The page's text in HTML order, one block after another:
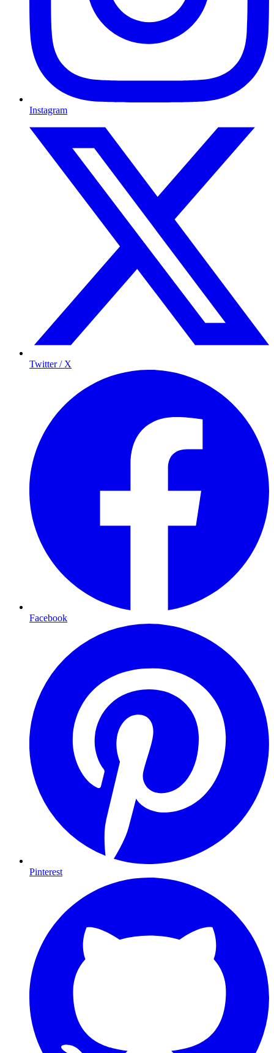
Instagram
Twitter / X
Facebook
Pinterest